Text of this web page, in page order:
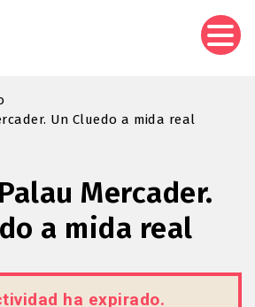
Un Cluedo a mida real
Mercader.
a mida real
ha expirado.